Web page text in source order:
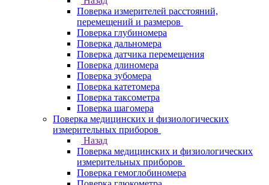
Поверка измерителей расстояний,
перемещений и размеров
Поверка глубиномера
Поверка дальномера
Поверка датчика перемещения
Поверка длиномера
Поверка зубомера
Поверка катетомера
Поверка таксометра
Поверка шагомера
Поверка медицинских и физиологических
измерительных приборов
Назад
Поверка медицинских и физиологических
измерительных приборов
Поверка гемоглобиномера